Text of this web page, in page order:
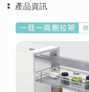
產品資訊